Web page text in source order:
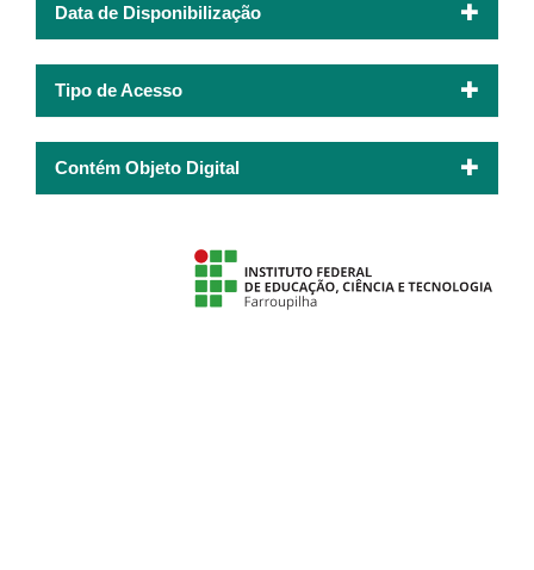
Data de Disponibilização
Tipo de Acesso
Contém Objeto Digital